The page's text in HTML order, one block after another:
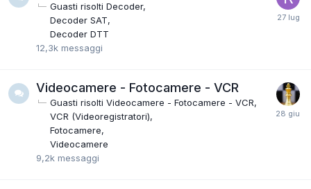
Guasti risolti Decoder
Decoder SAT
Decoder DTT
12,3k messaggi
Videocamere - Fotocamere - VCR
Guasti risolti Videocamere - Fotocamere - VCR
VCR (Videoregistratori)
Fotocamere
Videocamere
9,2k messaggi